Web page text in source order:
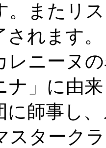
。またリ
れます。
ニーヌ
ナ」に由
に師事し
スターク